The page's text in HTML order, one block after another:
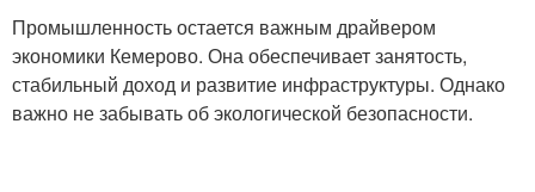
Промышленность остается важным драйвером
экономики Кемерово. Она обеспечивает занятость,
стабильный доход и развитие инфраструктуры. Однако
важно не забывать об экологической безопасности.